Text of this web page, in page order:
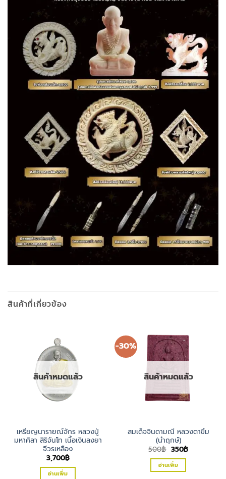
สินค้าที่เกี่ยวข้อง
สินค้าหมดแล้ว
เหรียญนารายณ์จักร หลวงปู่
มหาศิลา สิริจันโท เนื้อเงินลงยา
จีวรเหลือง
3,700฿
อ่านเพิ่ม
-30%
สินค้าหมดแล้ว
สมเด็จจินดามณี หลวงตาขึม
(นำฤกษ์)
500฿ Original
price
was:
500฿.
350฿Current
อ่านเพิ่ม